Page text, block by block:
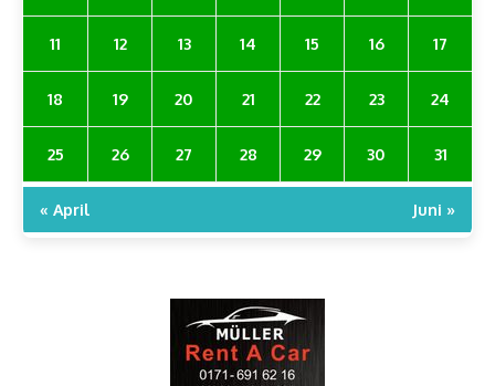
11 12 13 14 15 16 17
18 19 20 21 22 23 24
25 26 27 28 29 30 31
« April Juni »